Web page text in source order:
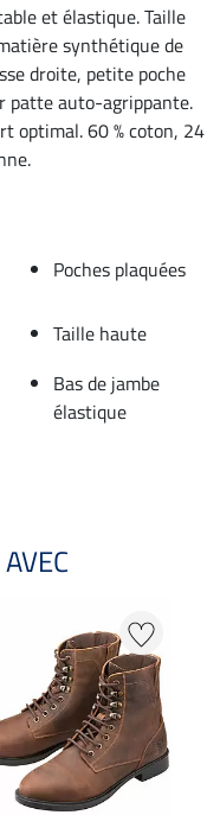
et élastique. Taille
synthétique de
droite, petite poche
patte auto-agrippante.
optimal. 60 % coton, 24
Poches plaquées
Taille haute
Bas de jambe
élastique